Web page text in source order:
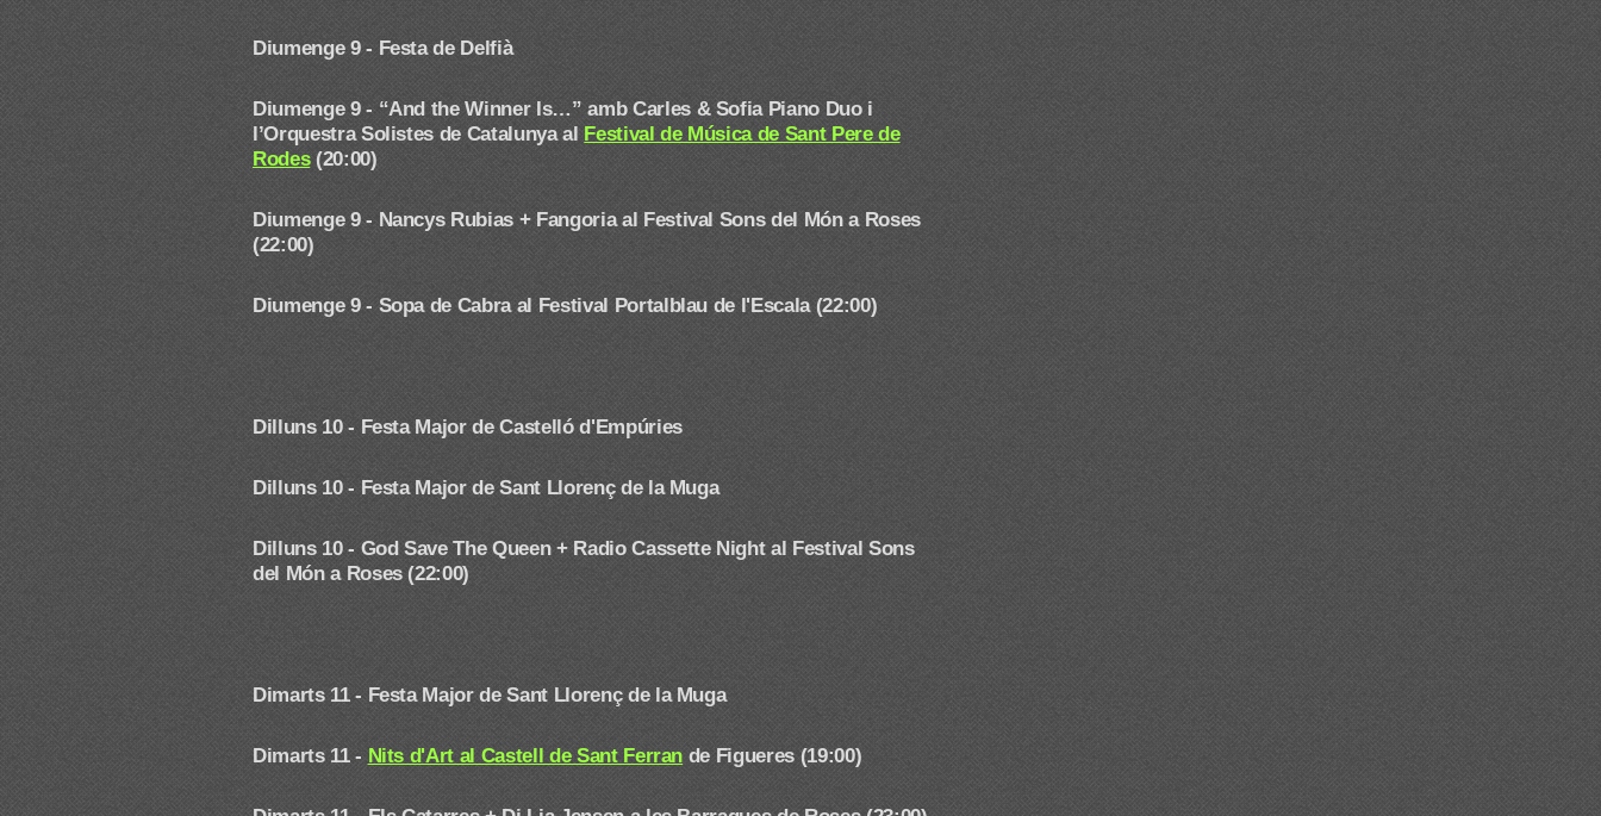
Diumenge 9 - Festa de Delfià
Diumenge 9 -“And the Winner Is…” amb Carles & Sofia Piano Duo i
l’Orquestra Solistes de Catalunya alFestival de Música de Sant Pere de
Rodes(20:00)
Diumenge 9 - Nancys Rubias + Fangoriaal Festival Sons del Món a Roses
(22:00)
Diumenge 9 - Sopa de Cabra al Festival Portalblau de l'Escala (22:00)
Dilluns 10 - Festa Major de Castelló d'Empúries
Dilluns 10 - Festa Major de Sant Llorenç de la Muga
Dilluns 10 - God Save The Queen + Radio Cassette Nightal Festival Sons
del Món a Roses (22:00)
Dimarts 11 - Festa Major de Sant Llorenç de la Muga
Dimarts 11 - Nits d'Art al Castell de Sant Ferran de Figueres (19:00)